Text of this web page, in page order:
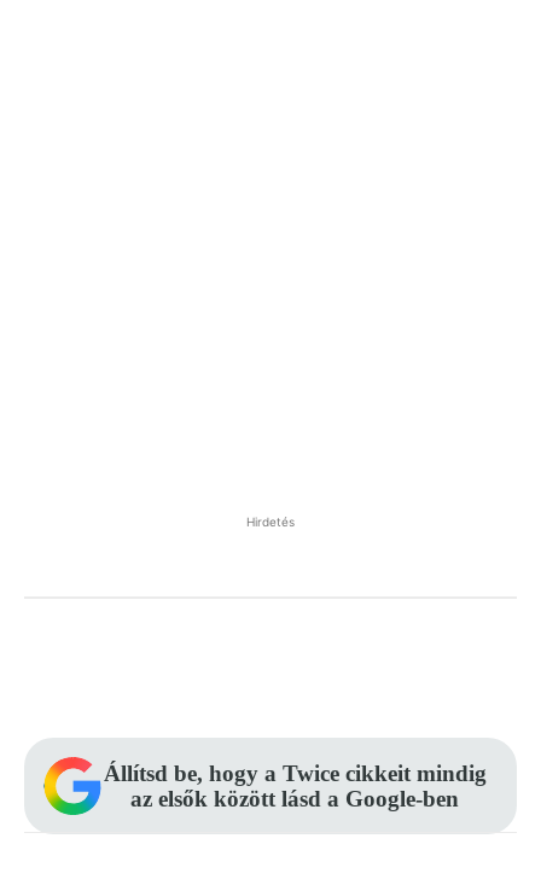
Hirdetés
Állítsd be, hogy a Twice cikkeit mindig
az elsők között lásd a Google-ben